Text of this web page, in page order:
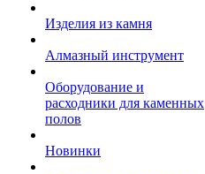
Изделия из камня
Алмазный инструмент
Оборудование и
расходники для каменных
полов
Новинки